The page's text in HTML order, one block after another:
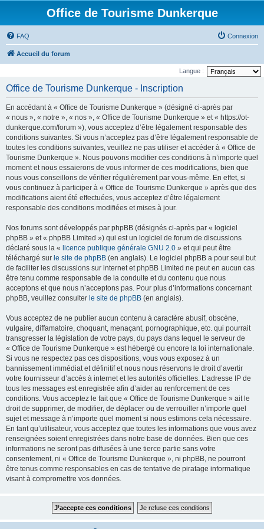
Office de Tourisme Dunkerque
FAQ Connexion
Accueil du forum
Langue :
Office de Tourisme Dunkerque - Inscription
En accédant à « Office de Tourisme Dunkerque » (désigné ci-après par
« nous », « notre », « nos », « Office de Tourisme Dunkerque » et « https://ot-
dunkerque.com/forum »), vous acceptez d’être légalement responsable des
conditions suivantes. Si vous n’acceptez pas d’être légalement responsable de
toutes les conditions suivantes, veuillez ne pas utiliser et accéder à « Office de
Tourisme Dunkerque ». Nous pouvons modifier ces conditions à n’importe quel
moment et nous essaierons de vous informer de ces modifications, bien que
nous vous conseillons de vérifier régulièrement par vous-même. En effet, si
vous continuez à participer à « Office de Tourisme Dunkerque » après que des
modifications aient été effectuées, vous acceptez d’être légalement
responsable des conditions modifiées et mises à jour.
Nos forums sont développés par phpBB (désignés ci-après par « logiciel
phpBB » et « phpBB Limited ») qui est un logiciel de forum de discussions
déclaré sous la « licence publique générale GNU 2.0 » et qui peut être
téléchargé sur le site de phpBB (en anglais). Le logiciel phpBB a pour seul but
de faciliter les discussions sur internet et phpBB Limited ne peut en aucun cas
être tenu comme responsable de la conduite et du contenu que nous
acceptons et que nous n’acceptons pas. Pour plus d’informations concernant
phpBB, veuillez consulter le site de phpBB (en anglais).
Vous acceptez de ne publier aucun contenu à caractère abusif, obscène,
vulgaire, diffamatoire, choquant, menaçant, pornographique, etc. qui pourrait
transgresser la législation de votre pays, du pays dans lequel le serveur de
« Office de Tourisme Dunkerque » est hébergé ou encore la loi internationale.
Si vous ne respectez pas ces dispositions, vous vous exposez à un
bannissement immédiat et définitif et nous nous réservons le droit d’avertir
votre fournisseur d’accès à internet et les autorités officielles. L’adresse IP de
tous les messages est enregistrée afin d’aider au renforcement de ces
conditions. Vous acceptez le fait que « Office de Tourisme Dunkerque » ait le
droit de supprimer, de modifier, de déplacer ou de verrouiller n’importe quel
sujet et message à n’importe quel moment si nous estimons cela nécessaire.
En tant qu’utilisateur, vous acceptez que toutes les informations que vous avez
renseignées soient enregistrées dans notre base de données. Bien que ces
informations ne seront pas diffusées à une tierce partie sans votre
consentement, ni « Office de Tourisme Dunkerque », ni phpBB, ne pourront
être tenus comme responsables en cas de tentative de piratage informatique
visant à compromettre vos données.